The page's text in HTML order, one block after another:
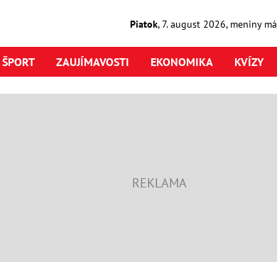
Piatok,7. august2026, meniny má
ŠPORT ZAUJÍMAVOSTI EKONOMIKA KVÍZY